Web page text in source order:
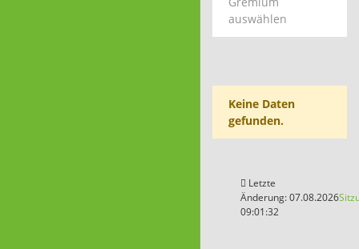
auswählen
Keine Daten
gefunden.
Letzte
Änderung: 07.08.2026
09:01:32